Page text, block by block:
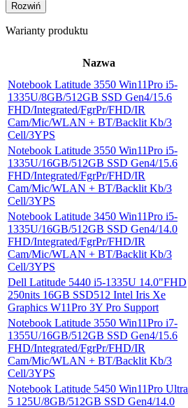
Rozwiń
Warianty produktu
Nazwa
Notebook Latitude 3550 Win11Pro i5-
1335U/8GB/512GB SSD Gen4/15.6
FHD/Integrated/FgrPr/FHD/IR
Cam/Mic/WLAN + BT/Backlit Kb/3
Cell/3YPS
Notebook Latitude 3550 Win11Pro i5-
1335U/16GB/512GB SSD Gen4/15.6
FHD/Integrated/FgrPr/FHD/IR
Cam/Mic/WLAN + BT/Backlit Kb/3
Cell/3YPS
Notebook Latitude 3450 Win11Pro i5-
1335U/16GB/512GB SSD Gen4/14.0
FHD/Integrated/FgrPr/FHD/IR
Cam/Mic/WLAN + BT/Backlit Kb/3
Cell/3YPS
Dell Latitude 5440 i5-1335U 14.0"FHD
250nits 16GB SSD512 Intel Iris Xe
Graphics W11Pro 3Y Pro Support
Notebook Latitude 3550 Win11Pro i7-
1355U/16GB/512GB SSD Gen4/15.6
FHD/Integrated/FgrPr/FHD/IR
Cam/Mic/WLAN + BT/Backlit Kb/3
Cell/3YPS
Notebook Latitude 5450 Win11Pro Ultra
5 125U/8GB/512GB SSD Gen4/14.0